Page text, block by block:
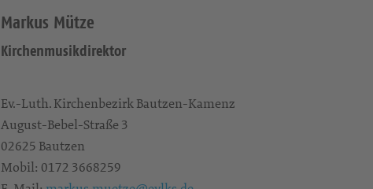
Markus Mütze
Kirchenmusikdirektor
Ev.-Luth. Kirchenbezirk Bautzen-Kamenz
August-Bebel-Straße 3
02625 Bautzen
Mobil: 0172 3668259